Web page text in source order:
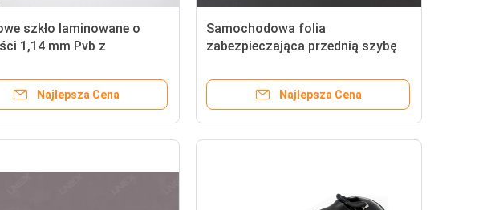
szkło laminowane o
1,14 mm Pvb z
hartowane szkło
Najlepsza Cena
Samochodowa folia
zabezpieczająca przednią szybę
Najlepsza Cena